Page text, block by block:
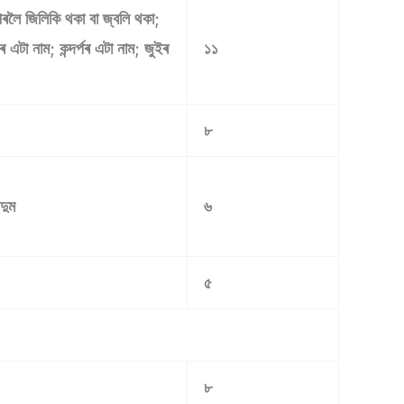
জিলিকি থকা বা জ্বলি থকা;
নাম; কন্দৰ্পৰ এটা নাম; জুইৰ
১১
৮
৬
৫
৮